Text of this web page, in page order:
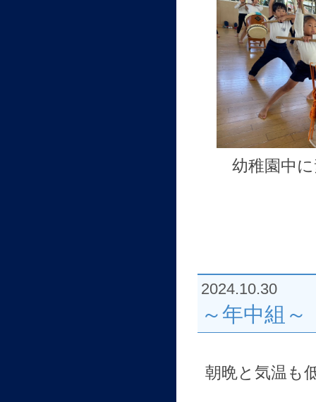
幼稚園中
2024.10.30
～年中組～
朝晩と気温も